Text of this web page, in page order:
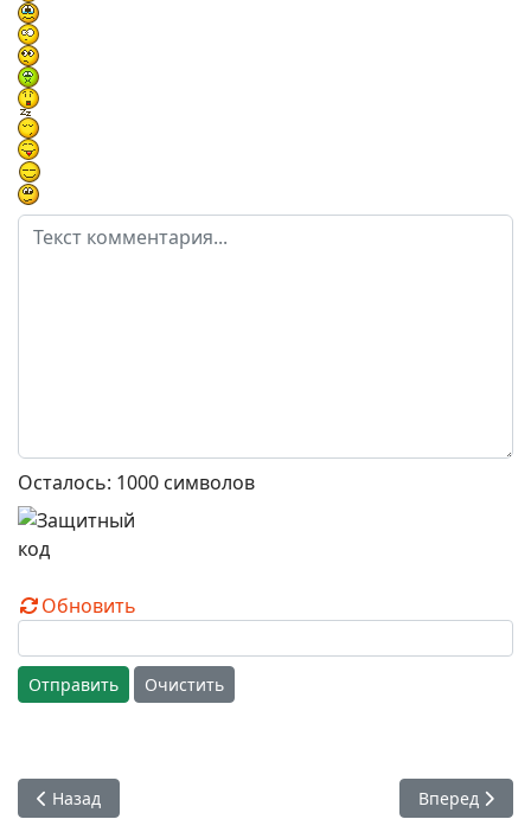
Осталось: 1000 символов
Обновить
Отправить Очистить
Предыдущий: Чайтанья Чандра Чаран дас - Лекция в день
Назад Следующий:
Вперед